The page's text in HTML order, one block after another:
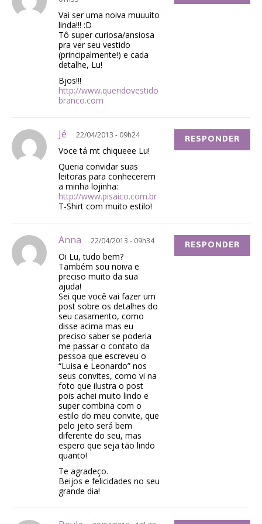
Vai ser uma noiva muuuito
linda!!! :D
Tô super curiosa/ansiosa
pra ver seu vestido
(principalmente!) e cada
detalhe, Lu!
Bjos!!!
http://www.queridovestido
branco.com
Jé 22/04/2013 - 09h24
Voce tá mt chiqueee Lu!
Queria convidar suas
leitoras para conhecerem
a minha lojinha:
http://www.pisaico.com.br
T-Shirt com muito estilo!
RESPONDER
Anna 22/04/2013 - 09h34
Oi Lu, tudo bem?
Também sou noiva e
preciso muito da sua
ajuda!
Sei que você vai fazer um
post sobre os detalhes do
seu casamento, como
disse acima mas eu
preciso saber se poderia
me passar o contato da
pessoa que escreveu o
“Luisa e Leonardo” nos
seus convites, como vi na
foto que ilustra o post
pois achei muito lindo e
super combina com o
estilo do meu convite, que
pelo jeito será bem
diferente do seu, mas
espero que seja tão lindo
quanto!
Te agradeço.
Beijos e felicidades no seu
grande dia!
RESPONDER